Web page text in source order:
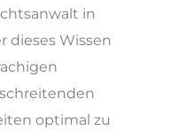
in
dieses Wissen
optimal zu